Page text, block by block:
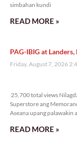
simbahan kundi
READ MORE »
PAG-IBIG at
Friday, August 7, 2026
25,700 total views
Superstore ang
Aseana upang palawakin
READ MORE »